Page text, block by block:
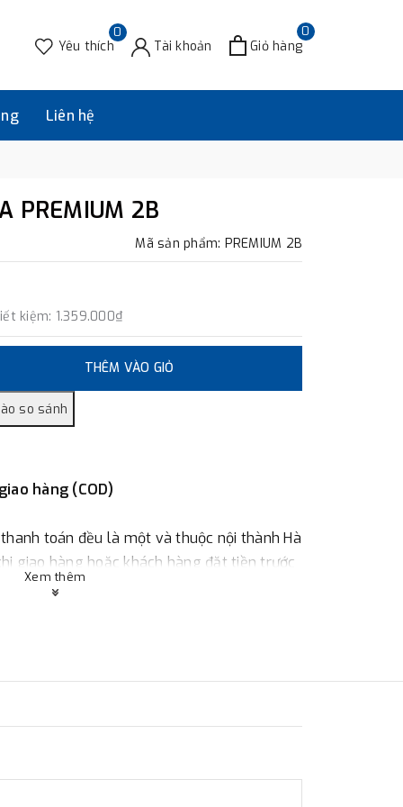
0
Yêu thích Tài khoản
0
Giỏ hàng
Liên hệ
PREMIUM 2B
Mã sản phẩm: PREMIUM 2B
kiệm: 1.359.000₫
THÊM VÀO GIỎ
hàng (COD)
toán đều là một và thuộc nội thành Hà
giao hàng hoặc khách hàng đặt tiền trước
thuộc vào đơn hàng.
chỉ : 23 phố Cát Linh, phường Cát Linh,
Xem thêm